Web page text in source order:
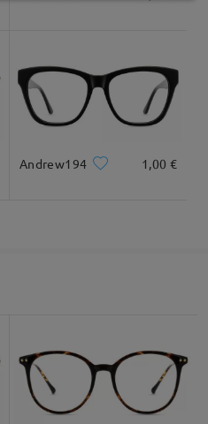
Andrew194 1,00 €